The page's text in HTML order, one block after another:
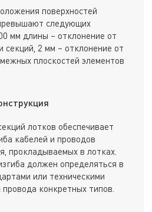
поверхностей
следующих
мм длины – отклонение от
секций, 2 мм – отклонение от
плоскостей элементов
лотков обеспечивает
кабелей и проводов
прокладываемых в лотках.
должен определяться в
или техническими
конкретных типов.